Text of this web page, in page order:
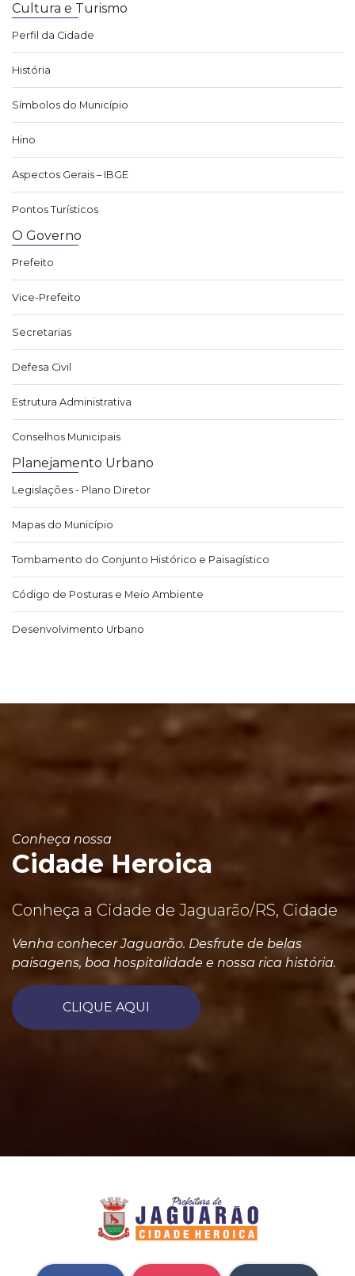
Cultura e Turismo
Perfil da Cidade
História
Símbolos do Município
Hino
Aspectos Gerais – IBGE
Pontos Turísticos
O Governo
Prefeito
Vice-Prefeito
Secretarias
Defesa Civil
Estrutura Administrativa
Conselhos Municipais
Planejamento Urbano
Legislações - Plano Diretor
Mapas do Município
Tombamento do Conjunto Histórico e Paisagístico
Código de Posturas e Meio Ambiente
Desenvolvimento Urbano
Conheça nossa
Cidade Heroica
Conheça a Cidade de Jaguarão/RS, Cidade
Venha conhecer Jaguarão. Desfrute de belas
paisagens, boa hospitalidade e nossa rica história.
CLIQUE AQUI